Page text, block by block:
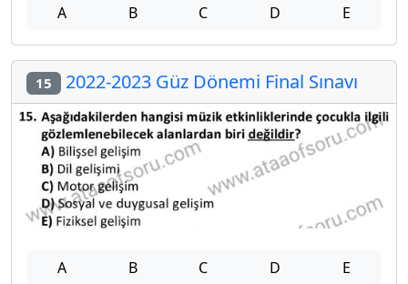
A B C D E
15 2022-2023 Güz Dönemi Final Sınavı
A B C D E